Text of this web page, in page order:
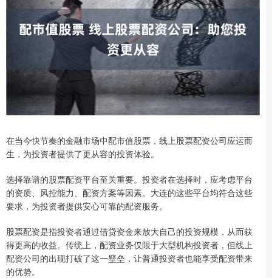
在当今快节奏的金融市场中配市值股票，线上股票配资公司应运而
生，为投资者提供了更从容的投资体验。
选择靠谱的股票配资平台至关重要。投资者在选择时，应考虑平台
的资质、风控能力、配资方案等因素。大连的这些平台均符合这些
要求，为投资者提供安心可靠的配资服务。
股票配资是指投资者通过借贷资金来放大自己的投资规模，从而获
得更高的收益。传统上，配资业务仅限于大型机构投资者，但线上
配资公司的出现打破了这一壁垒，让普通投资者也能享受配资带来
的优势。